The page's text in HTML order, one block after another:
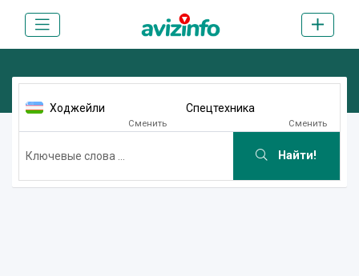
Ходжейли
Сменить
Спецтехника
Сменить
Найти!